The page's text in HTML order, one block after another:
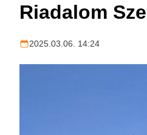
Riadalom
2025.03.06. 14:24